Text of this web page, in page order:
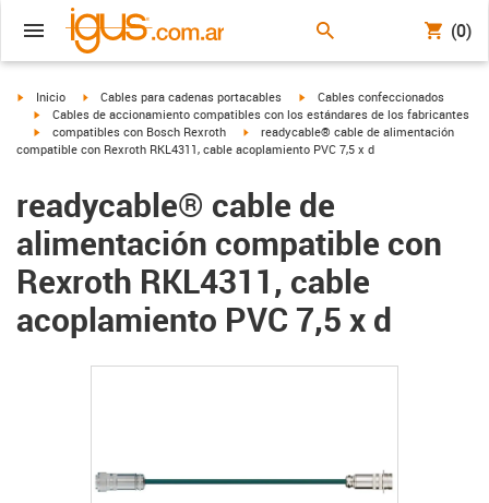
(0)
igus-icon-arrow-right
Inicio igus-icon-arrow-right
Cables para cadenas portacables igus-icon-arrow-right
Cables confeccionados
igus-icon-arrow-right
Cables de accionamiento compatibles con los estándares de los fabricantes
igus-icon-arrow-right
compatibles con Bosch Rexroth igus-icon-arrow-right
readycable® cable de alimentación
compatible con Rexroth RKL4311, cable acoplamiento PVC 7,5 x d
readycable® cable de
alimentación compatible con
Rexroth RKL4311, cable
acoplamiento PVC 7,5 x d